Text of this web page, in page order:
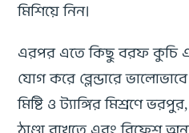
মিশিয়ে নিন।
এরপর এতে কিছু বরফ কুচি
যোগ করে ব্লেন্ডারে
মিষ্টি ও ট্যাঙ্গির মিশ্রণে
ঠাণ্ডা রাখতে এবং রিফ্রেশ